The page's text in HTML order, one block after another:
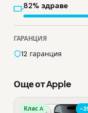
82% здраве
ГАРАНЦИЯ
12 гаранция
Още от Apple
Клас A -